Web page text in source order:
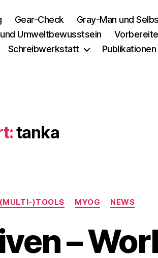
Gear-Check Gray-Man und
Umweltbewusstsein
Schreibwerkstatt Publikationen
tanka
)TOOLS MYOG NEWS
–